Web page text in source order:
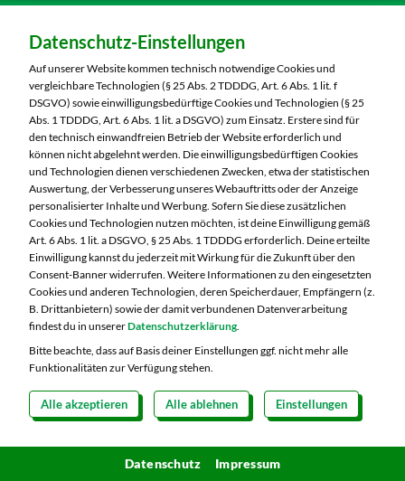
Tel.:0800 00 333 52
Besucht unsauch auf Facebook
Besucht unsauch auf Instagram
Dein Markt:
MARKTKAUF Nürnberg-Mögeldorf
Laufamholzstraße 40/42
90482 Nürnberg
Markt ändern
Öffnungszeiten diese Woche:
Datenschutz-Einstellungen
Auf unserer Website kommen technisch notwendige Cookies und
vergleichbare Technologien (§ 25 Abs. 2 TDDDG, Art. 6 Abs. 1 lit. f
DSGVO) sowie einwilligungsbedürftige Cookies und Technologien (§ 25
Abs. 1 TDDDG, Art. 6 Abs. 1 lit. a DSGVO) zum Einsatz. Erstere sind für
den technisch einwandfreien Betrieb der Website erforderlich und
können nicht abgelehnt werden. Die einwilligungsbedürftigen Cookies
und Technologien dienen verschiedenen Zwecken, etwa der statistischen
Auswertung, der Verbesserung unseres Webauftritts oder der Anzeige
personalisierter Inhalte und Werbung. Sofern Sie diese zusätzlichen
Cookies und Technologien nutzen möchten, ist deine Einwilligung gemäß
Art. 6 Abs. 1 lit. a DSGVO, § 25 Abs. 1 TDDDG erforderlich. Deine erteilte
Einwilligung kannst du jederzeit mit Wirkung für die Zukunft über den
Consent-Banner widerrufen. Weitere Informationen zu den eingesetzten
Cookies und anderen Technologien, deren Speicherdauer, Empfängern (z.
B. Drittanbietern) sowie der damit verbundenen Datenverarbeitung
findest du in unsererDatenschutzerklärung.
Bitte beachte, dass auf Basis deiner Einstellungen ggf. nicht mehr alle
Funktionalitäten zur Verfügung stehen.
Alle akzeptieren Alle ablehnen Einstellungen
Datenschutz Impressum